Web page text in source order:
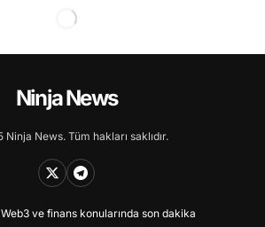
Ninja News
News. Tüm hakları saklıdır.
ve finans konularında son dakika